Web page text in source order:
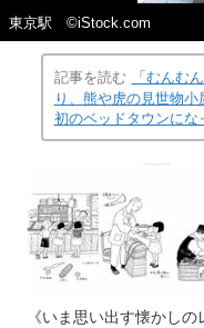
東京駅 ©️iStock.com
記事を読む
「むんむ
り、熊や虎の見世物
初のベッドタウンにな
《いま思い出す懐かしの